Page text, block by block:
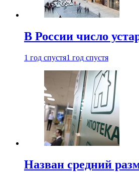
В России число
1 год спустя1 год спустя
Назван средний